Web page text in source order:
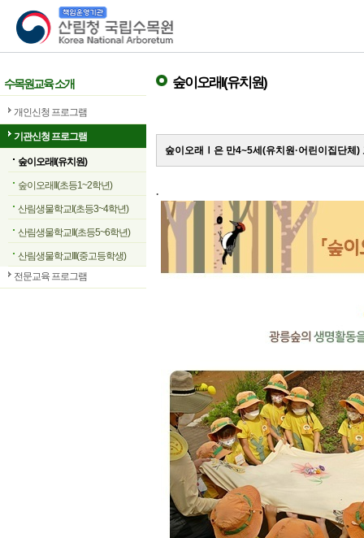
산림청 국립수목원
수목원교육 소개
개인신청 프로그램
기관신청 프로그램
숲이오래I(유치원)
숲이오래II(초등1~2학년)
산림생물학교I(초등3~4학년)
산림생물학교II(초등5~6학년)
산림생물학교III(중고등학생)
전문교육 프로그램
숲이오래I(유치원)
숲이오래Ⅰ은 만4~5세(유치원·어린이집단체)
.